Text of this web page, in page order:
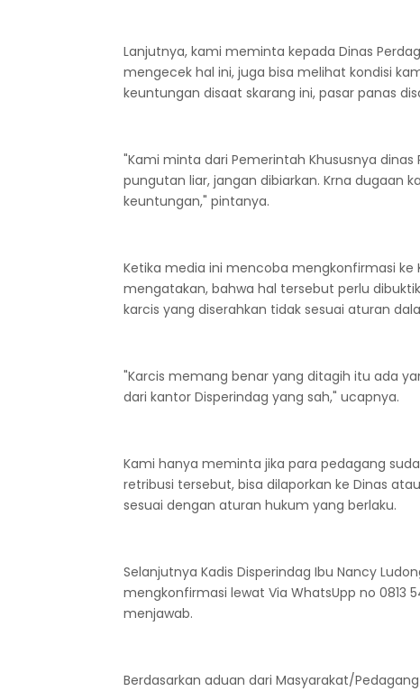
Lanjutnya, kami meminta kepada Dinas
mengecek hal ini, juga bisa melihat kondisi
keuntungan disaat skarang ini, pasar panas
"Kami minta dari Pemerintah Khususnya
pungutan liar, jangan dibiarkan. Krna dugaan
keuntungan," pintanya.
Ketika media ini mencoba mengkonfirmasi ke
mengatakan, bahwa hal tersebut perlu
karcis yang diserahkan tidak sesuai aturan
"Karcis memang benar yang ditagih itu ada
dari kantor Disperindag yang sah," ucapnya.
Kami hanya meminta jika para pedagang
retribusi tersebut, bisa dilaporkan ke Dinas
sesuai dengan aturan hukum yang berlaku.
Selanjutnya Kadis Disperindag Ibu Nancy
mengkonfirmasi lewat Via WhatsUpp no 0813
menjawab.
Berdasarkan aduan dari Masyarakat/